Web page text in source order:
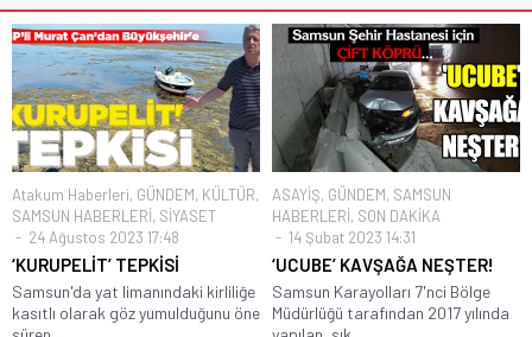
Atakum Haberleri, GÜNDEM, KÜLTÜR,
SAMSUN HABERLERİ, SİYASET
24 Ağustos 2023 17:48
‘KURUPELİT’ TEPKİSİ
Samsun'da yat limanındaki kirliliğe
kasıtlı olarak göz yumulduğunu öne
ASAYİŞ, GÜNDEM, SAMSUN
HABERLERİ, SON DAKİKA
14 Şubat 2023 14:31
‘UCUBE’ KAVŞAĞA NEŞTER!
Samsun Karayolları 7'nci Bölge
Müdürlüğü tarafından 2017 yılında